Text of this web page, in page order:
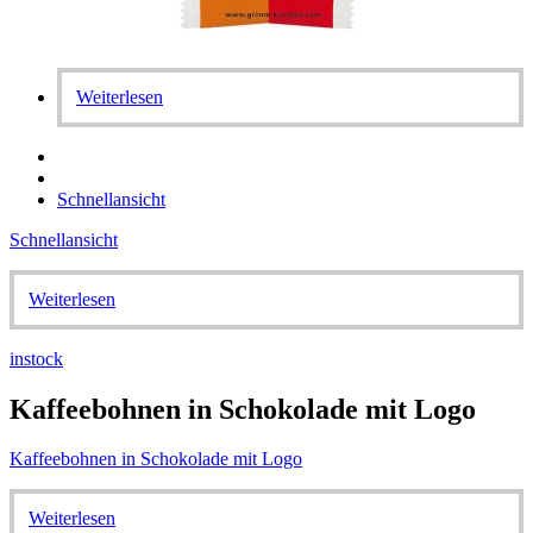
Weiterlesen
Schnellansicht
Schnellansicht
Weiterlesen
instock
Kaffeebohnen in Schokolade mit Logo
Kaffeebohnen in Schokolade mit Logo
Weiterlesen